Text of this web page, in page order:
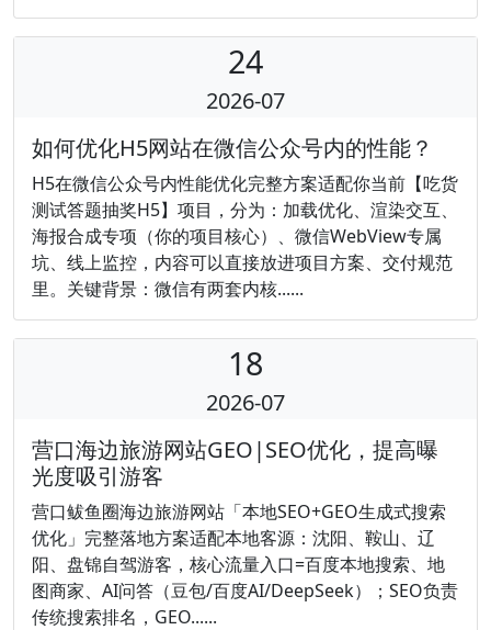
24
2026-07
如何优化H5网站在微信公众号内的性能？
H5在微信公众号内性能优化完整方案适配你当前【吃货
测试答题抽奖H5】项目，分为：加载优化、渲染交互、
海报合成专项（你的项目核心）、微信WebView专属
坑、线上监控，内容可以直接放进项目方案、交付规范
里。关键背景：微信有两套内核......
18
2026-07
营口海边旅游网站GEO|SEO优化，提高曝
光度吸引游客
营口鲅鱼圈海边旅游网站「本地SEO+GEO生成式搜索
优化」完整落地方案适配本地客源：沈阳、鞍山、辽
阳、盘锦自驾游客，核心流量入口=百度本地搜索、地
图商家、AI问答（豆包/百度AI/DeepSeek）；SEO负责
传统搜索排名，GEO......